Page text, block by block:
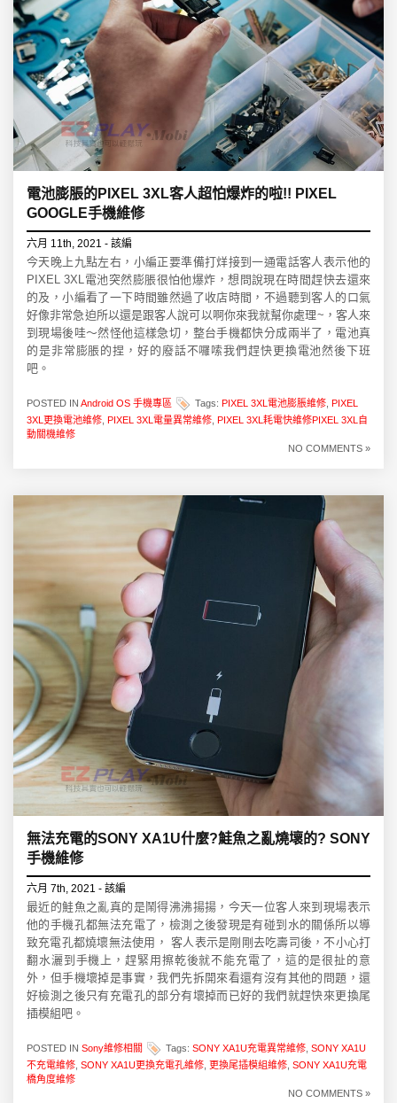
電池膨脹的PIXEL 3XL客人超怕爆炸的啦!! PIXEL
GOOGLE手機維修
六月 11th, 2021 - 該編
今天晚上九點左右，小編正要準備打烊接到一通電話客人表示他的
PIXEL 3XL電池突然膨脹很怕他爆炸，想問說現在時間趕快去還來
的及，小編看了一下時間雖然過了收店時間，不過聽到客人的口氣
好像非常急迫所以還是跟客人說可以啊你來我就幫你處理~，客人來
到現場後哇～然怪他這樣急切，整台手機都快分成兩半了，電池真
的是非常膨脹的捏，好的廢話不囉嗦我們趕快更換電池然後下班
吧。
POSTED IN Android OS 手機專區 Tags: PIXEL 3XL電池膨脹維修 PIXEL
3XL更換電池維修 PIXEL 3XL電量異常維修 PIXEL 3XL耗電快維修PIXEL 3XL自
動關機維修
NO COMMENTS »
無法充電的SONY XA1U什麼?鮭魚之亂燒壞的? SONY
手機維修
六月 7th, 2021 - 該編
最近的鮭魚之亂真的是鬧得沸沸揚揚，今天一位客人來到現場表示
他的手機孔都無法充電了，檢測之後發現是有碰到水的關係所以導
致充電孔都燒壞無法使用， 客人表示是剛剛去吃壽司後，不小心打
翻水灑到手機上，趕緊用擦乾後就不能充電了，這的是很扯的意
外，但手機壞掉是事實，我們先拆開來看還有沒有其他的問題，還
好檢測之後只有充電孔的部分有壞掉而已好的我們就趕快來更換尾
插模組吧。
POSTED IN Sony維修相關 Tags: SONY XA1U充電異常維修 SONY XA1U
不充電維修 SONY XA1U更換充電孔維修 更換尾插模組維修 SONY XA1U充電
橋角度維修
NO COMMENTS »